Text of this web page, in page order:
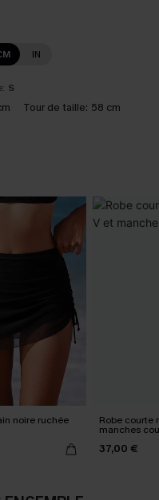
IN
S
Tour de taille: 58 cm
noire ruchée Robe courte
manches
37,00 €